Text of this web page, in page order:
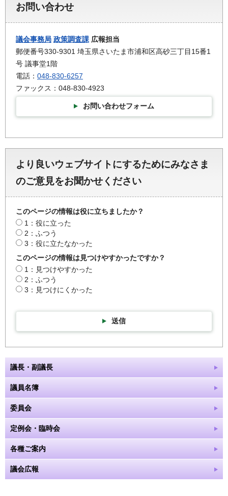
お問い合わせ
議会事務局 政策調査課 広報担当
郵便番号330-9301 埼玉県さいたま市浦和区高砂三丁目15番1
号 議事堂1階
電話： 048-830-6257
ファックス：048-830-4923
お問い合わせフォーム
より良いウェブサイトにするためにみなさま
のご意見をお聞かせください
このページの情報は役に立ちましたか？
1：役に立った
2：ふつう
3：役に立たなかった
このページの情報は見つけやすかったですか？
1：見つけやすかった
2：ふつう
3：見つけにくかった
送信
議長・副議長
議員名簿
委員会
定例会・臨時会
各種ご案内
議会広報